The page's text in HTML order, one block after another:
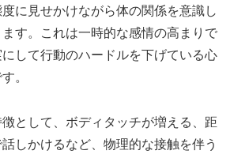
に見せかけながら体の関係を意識し
す。これは一時的な感情の高まりで
して行動のハードルを下げている心
。
として、ボディタッチが増える、距
しかけるなど、物理的な接触を伴う